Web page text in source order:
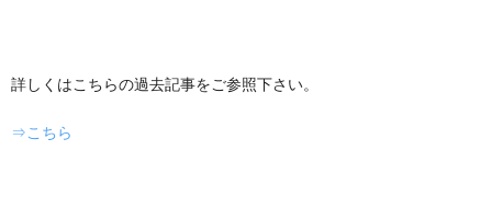
詳しくはこちらの過去記事をご参照下さい。
⇒こちら